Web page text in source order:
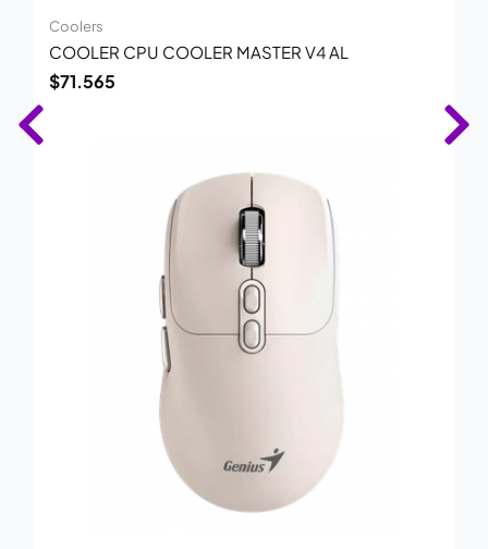
Coolers
COOLER CPU COOLER MASTER V4 AL
$71.565